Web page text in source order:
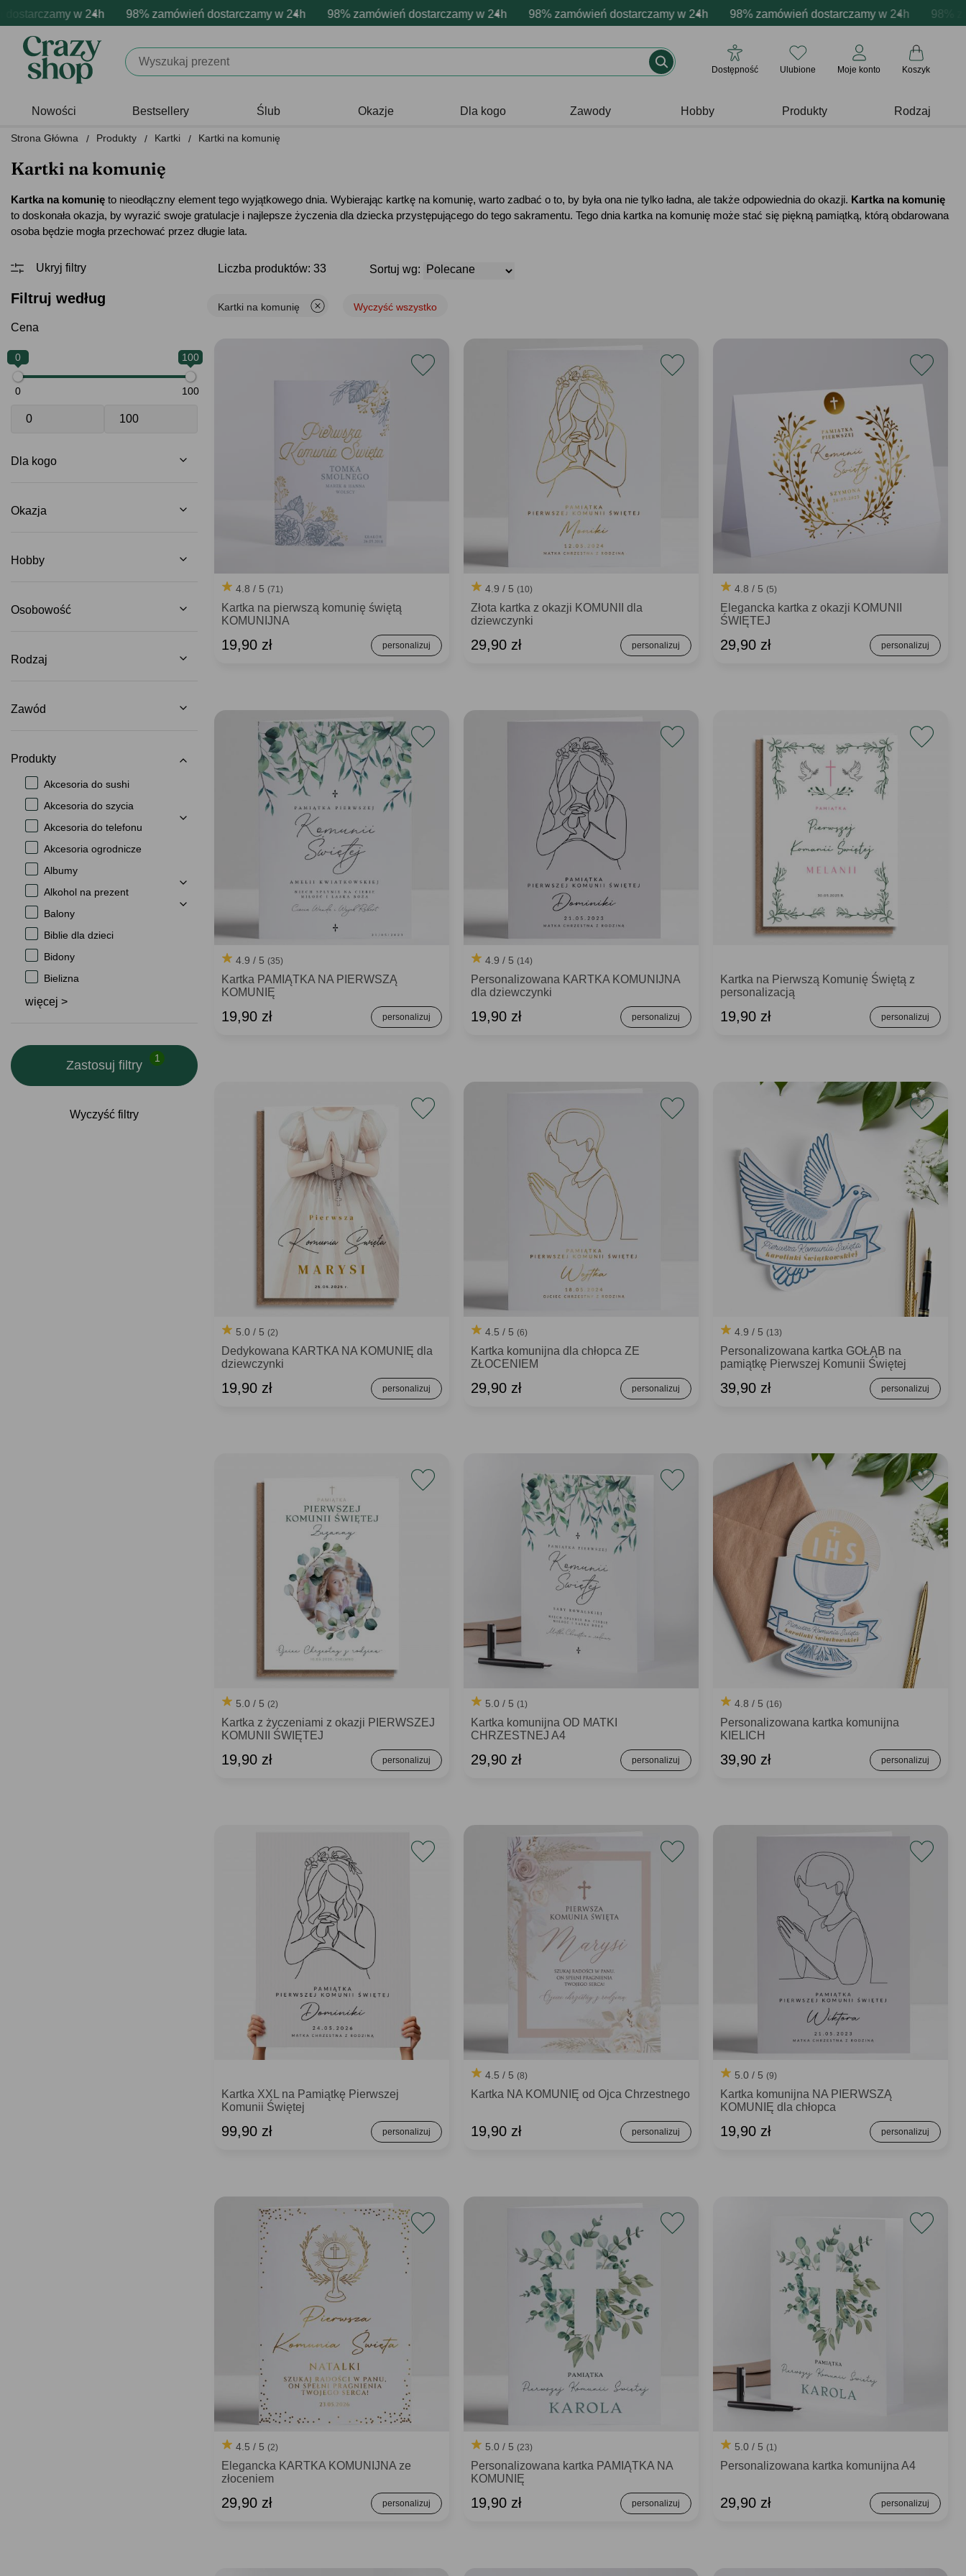
w 24h 98% zamówień dostarczamy w 24h 98% zamówień dostarczamy w 24h 98% zamówień dostarczamy w 24h 98% zamówień dostarczamy w 24h 98%
personalizacja produktów Profesjonalna i darmowa personalizacja produktów Profesjonalna i darmowa personalizacja produktów Profesjonalna i darmowa personalizacja
emocje - zawsze udane prezenty Prezentujemy pozytywne emocje - zawsze udane prezenty Prezentujemy pozytywne emocje - zawsze udane prezenty Prezentujemy
Dostępność Ulubione Moje konto Koszyk
Nowości Bestsellery Ślub Okazje Dla kogo Zawody Hobby Produkty Rodzaj
Strona Główna Produkty Kartki Kartki na komunię
Kartki na komunię
Kartka na komunię to nieodłączny element tego wyjątkowego dnia. Wybierając kartkę na komunię, warto zadbać o to, by była ona nie tylko ładna, ale także odpowiednia do okazji. Kartka na komunię
to doskonała okazja, by wyrazić swoje gratulacje i najlepsze życzenia dla dziecka przystępującego do tego sakramentu. Tego dnia kartka na komunię może stać się piękną pamiątką, którą obdarowana
osoba będzie mogła przechować przez długie lata.
Liczba produktów: 33 Sortuj wg:
Filtruj według
Cena
0 100
0 100
Dla kogo
Okazja
Hobby
Osobowość
Rodzaj
Zawód
Produkty
Akcesoria do sushi
Akcesoria do szycia
Akcesoria do telefonu
Akcesoria ogrodnicze
Albumy
Alkohol na prezent
Balony
Biblie dla dzieci
Bidony
Bielizna
więcej >
Zastosuj filtry
Wyczyść filtry
Kartki na komunię Wyczyść wszystko
4.8 / 5(71)
Kartka na pierwszą komunię świętą
KOMUNIJNA
19,90 zł
4.9 / 5 (10)
Złota kartka z okazji KOMUNII dla
dziewczynki
29,90 zł
4.8 / 5 (5)
Elegancka kartka z okazji KOMUNII
ŚWIĘTEJ
29,90 zł
4.9 / 5(35)
Kartka PAMIĄTKA NA PIERWSZĄ
KOMUNIĘ
19,90 zł
4.9 / 5 (14)
Personalizowana KARTKA KOMUNIJNA
dla dziewczynki
19,90 zł
Kartka na Pierwszą Komunię Świętą z
personalizacją
19,90 zł
5.0 / 5(2)
Dedykowana KARTKA NA KOMUNIĘ dla
dziewczynki
19,90 zł
4.5 / 5 (6)
Kartka komunijna dla chłopca ZE
ZŁOCENIEM
29,90 zł
4.9 / 5 (13)
Personalizowana kartka GOŁĄB na
pamiątkę Pierwszej Komunii Świętej
39,90 zł
5.0 / 5(2)
Kartka z życzeniami z okazji PIERWSZEJ
KOMUNII ŚWIĘTEJ
19,90 zł
5.0 / 5 (1)
Kartka komunijna OD MATKI
CHRZESTNEJ A4
29,90 zł
4.8 / 5 (16)
Personalizowana kartka komunijna
KIELICH
39,90 zł
Kartka XXL na Pamiątkę Pierwszej
Komunii Świętej
99,90 zł
4.5 / 5 (8)
Kartka NA KOMUNIĘ od Ojca Chrzestnego
19,90 zł
5.0 / 5 (9)
Kartka komunijna NA PIERWSZĄ
KOMUNIĘ dla chłopca
19,90 zł
4.5 / 5(2)
Elegancka KARTKA KOMUNIJNA ze
złoceniem
29,90 zł
5.0 / 5 (23)
Personalizowana kartka PAMIĄTKA NA
KOMUNIĘ
19,90 zł
5.0 / 5 (1)
Personalizowana kartka komunijna A4
29,90 zł